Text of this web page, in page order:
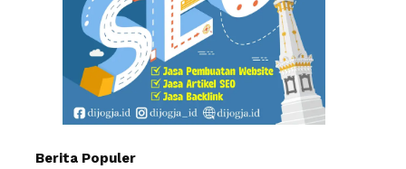
Berita Populer